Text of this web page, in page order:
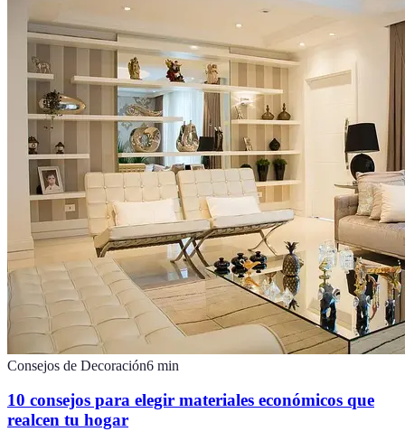
Consejos de Decoración6 min
10 consejos para elegir materiales económicos que
realcen tu hogar